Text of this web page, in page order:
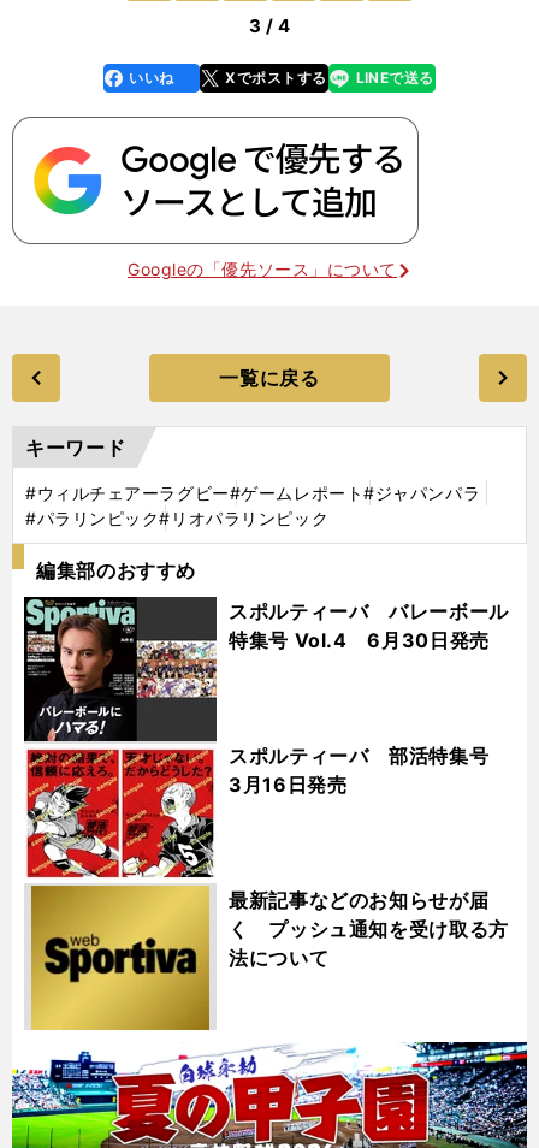
3 / 4
faceboo
k
いいね Xでポストする
line LINEで送る
Googleの「優先ソース」について
一覧に戻る
キーワード
#ウィルチェアーラグビー#ゲームレポート#ジャパンパラ
#パラリンピック#リオパラリンピック
編集部のおすすめ
スポルティーバ バレーボール
特集号 Vol.4 6月30日発売
スポルティーバ 部活特集号
3月16日発売
最新記事などのお知らせが届
く プッシュ通知を受け取る方
法について